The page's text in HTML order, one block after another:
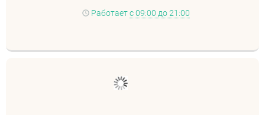
Работает с 09:00 до 21:00